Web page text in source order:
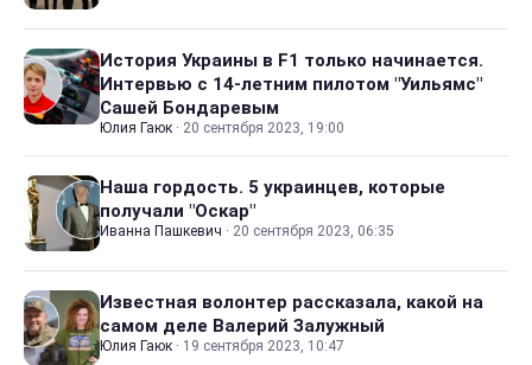
История Украины в F1 только начинается.
Интервью с 14-летним пилотом "Уильямс"
Сашей Бондаревым
Юлия Гаюк · 20 сентября 2023, 19:00
Наша гордость. 5 украинцев, которые
получали "Оскар"
Иванна Пашкевич · 20 сентября 2023, 06:35
Известная волонтер рассказала, какой на
самом деле Валерий Залужный
Юлия Гаюк · 19 сентября 2023, 10:47